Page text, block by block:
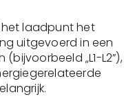
het laadpunt het
uitgevoerd in een
„L1-L2”),